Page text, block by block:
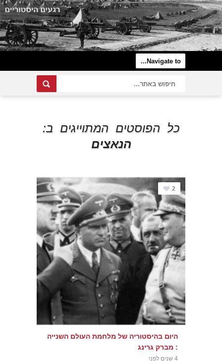
כל הפוסטים המתוייגים ב:
הנאצים
2
היום בהיסטוריה של מלחמת העולם השנייה
: מברק גרינג
4 שנים לפני